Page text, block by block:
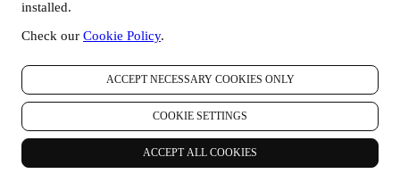
installed.
Check our Cookie Policy.
ACCEPT NECESSARY COOKIES ONLY
COOKIE SETTINGS
ACCEPT ALL COOKIES
verplichtingen die voortvloeien uit instructies van de overheid.
OM EEN LE CREUSET-ACCOUNT AAN TE MAKEN
We zullen uw gegevens gebruiken om een Le Creuset-
account aan te maken die u toegang geeft tot een reeks
voordelen voor geregistreerde gebruikers, om beter te kunnen
genieten van onze diensten, zoals sneller afrekenen, meerdere
verzendadressen opslaan, bestellingen bekijken en volgen.
Elke verwerkingsactiviteit is vereist om ons in staat te stellen
deze diensten aan u als Le Creuset-accounthouder te leveren.
OM UW BESTELLINGEN TE BEHEREN EN OM ONZE